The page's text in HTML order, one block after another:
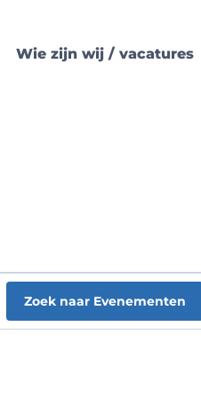
Wie zijn wij / vacatures
Zoek naar Evenementen